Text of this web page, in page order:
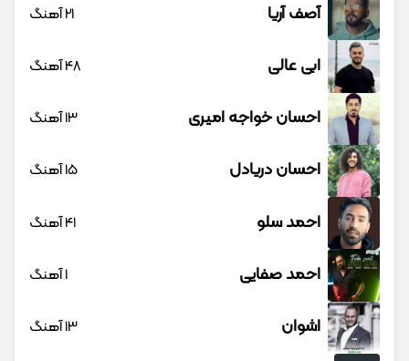
آصف آریا 21 آهنگ
ابی عالی 48 آهنگ
احسان خواجه امیری 13 آهنگ
احسان دریادل 15 آهنگ
احمد سلو 41 آهنگ
احمد صفایی 1 آهنگ
اشوان 13 آهنگ